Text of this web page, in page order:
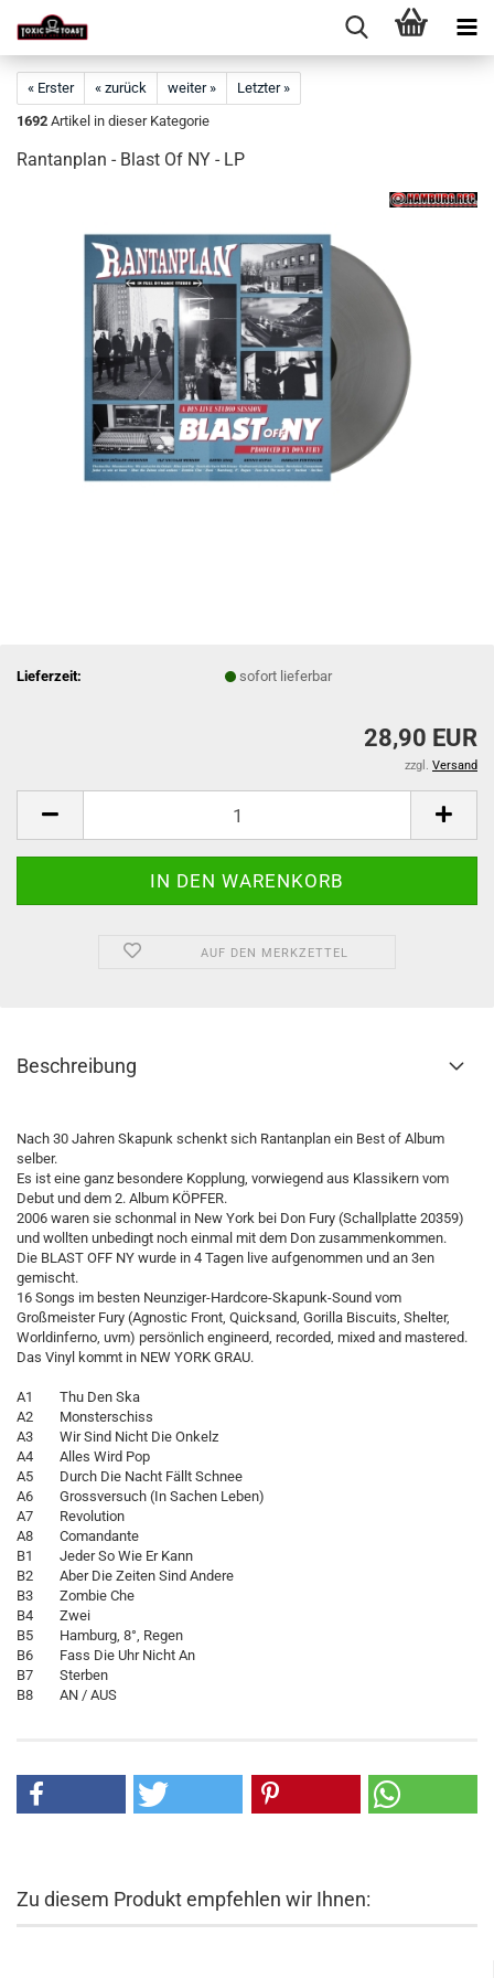
« Erster « zurück weiter »
Letzter »
1692 Artikel in dieser Kategorie
Rantanplan - Blast Of NY - LP
Lieferzeit: sofort lieferbar
28,90 EUR
zzgl. Versand
AUF DEN MERKZETTEL
Beschreibung
Nach 30 Jahren Skapunk schenkt sich Rantanplan ein Best of Album
selber.
Es ist eine ganz besondere Kopplung, vorwiegend aus Klassikern vom
Debut und dem 2. Album KÖPFER.
2006 waren sie schonmal in New York bei Don Fury (Schallplatte 20359)
und wollten unbedingt noch einmal mit dem Don zusammenkommen.
Die BLAST OFF NY wurde in 4 Tagen live aufgenommen und an 3en
gemischt.
16 Songs im besten Neunziger-Hardcore-Skapunk-Sound vom
Großmeister Fury (Agnostic Front, Quicksand, Gorilla Biscuits, Shelter,
Worldinferno, uvm) persönlich engineerd, recorded, mixed and mastered.
Das Vinyl kommt in NEW YORK GRAU.
A1 Thu Den Ska
A2 Monsterschiss
A3 Wir Sind Nicht Die Onkelz
A4 Alles Wird Pop
A5 Durch Die Nacht Fällt Schnee
A6 Grossversuch (In Sachen Leben)
A7 Revolution
A8 Comandante
B1 Jeder So Wie Er Kann
B2 Aber Die Zeiten Sind Andere
B3 Zombie Che
B4 Zwei
B5 Hamburg, 8°, Regen
B6 Fass Die Uhr Nicht An
B7 Sterben
B8 AN / AUS
Zu diesem Produkt empfehlen wir Ihnen: